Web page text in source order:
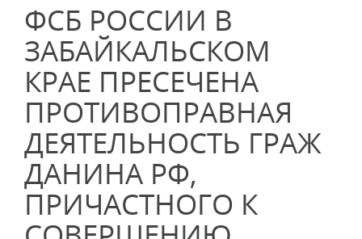
ФСБ РОССИИ В
ЗАБАЙКАЛЬСКОМ
КРАЕ ПРЕСЕЧЕНА
ПРОТИВОПРАВНАЯ
ДЕЯТЕЛЬНОСТЬ ГРАЖ
ДАНИНА РФ,
ПРИЧАСТНОГО К